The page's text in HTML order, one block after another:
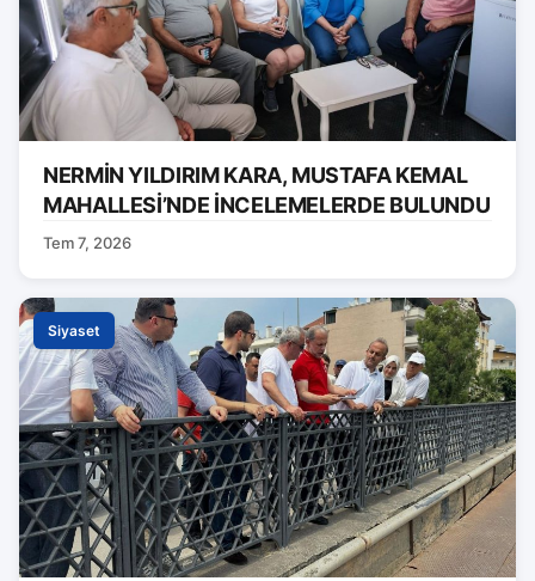
NERMİN YILDIRIM KARA, MUSTAFA KEMAL
MAHALLESİ’NDE İNCELEMELERDE BULUNDU
Tem 7, 2026
Siyaset